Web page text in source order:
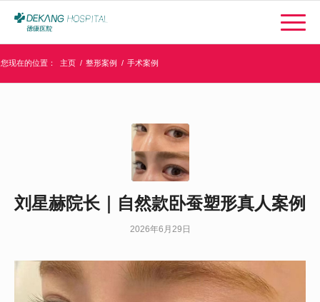
您现在的位置： 主页 / 整形案例 / 手术案例
刘星赫院长｜自然款卧蚕塑形真人案例
2026年6月29日